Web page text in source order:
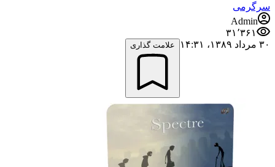
سرگرمی
Admin
۳۱٬۳۶۱
۳۰ مرداد ۱۳۸۹،‏ ۱۴:۳۱
علامت گذاری